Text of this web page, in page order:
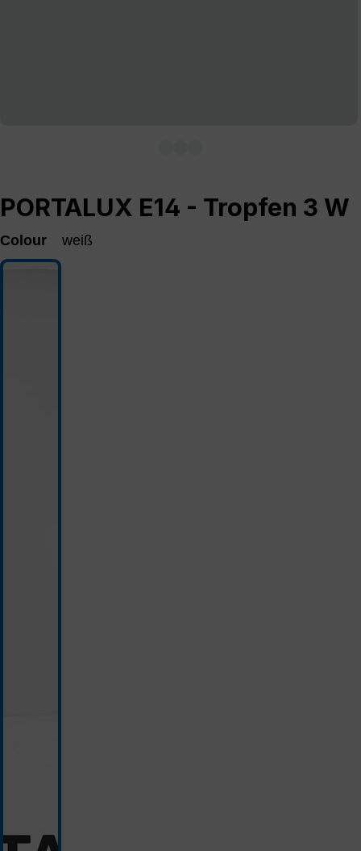
PORTALUX E14 - Tropfen 3 W
Colour weiß